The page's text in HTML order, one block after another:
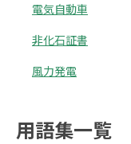
電気自動車
非化石証書
風力発電
用語集一覧